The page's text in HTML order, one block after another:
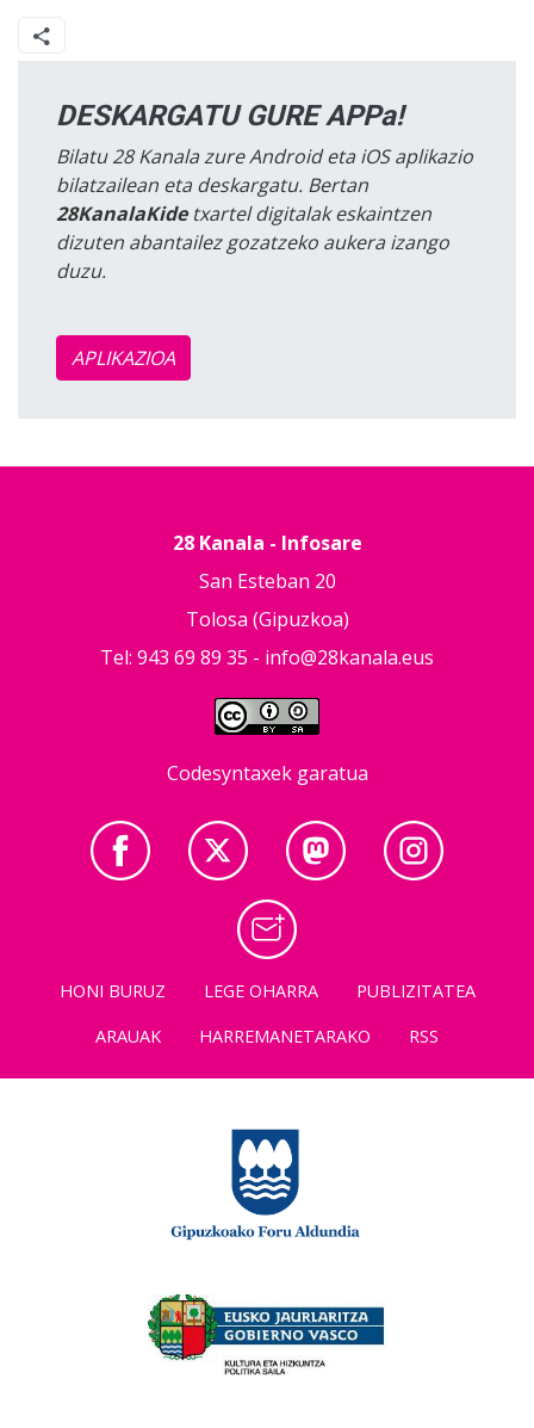
DESKARGATU GURE APPa!
Bilatu 28 Kanala zure Android eta iOS aplikazio
bilatzailean eta deskargatu. Bertan
28KanalaKidetxartel digitalak eskaintzen
dizuten abantailez gozatzeko aukera izango
duzu.
APLIKAZIOA
28 Kanala - Infosare
San Esteban 20
Tolosa (Gipuzkoa)
Tel: 943 69 89 35 - info@28kanala.eus
Codesyntaxek garatua
HONI BURUZ LEGE OHARRA
PUBLIZITATEA
ARAUAK
HARREMANETARAKO RSS